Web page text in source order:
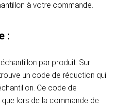
à votre commande.
:
par produit. Sur
un code de réduction qui
Ce code de
lors de la commande de